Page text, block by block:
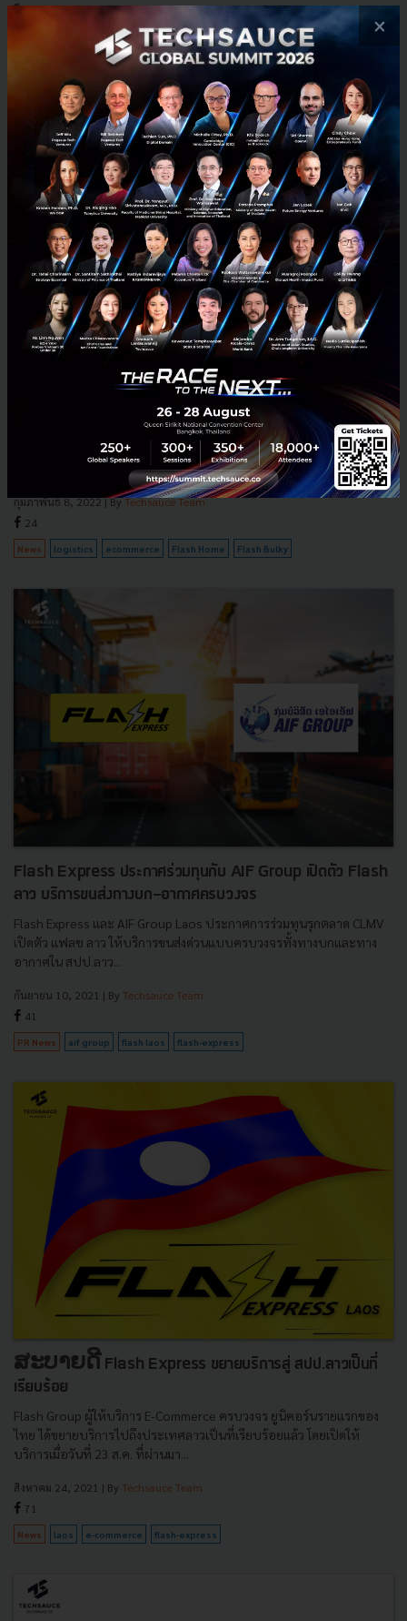
มีนาคม 18, 2022| ByTechsauce Team
e-commerce flash-express
Flash Express เปิดตัว 2 บริการใหม่ FLASH BULKY และ
Speed Guarantee เตรียมเปิดแผนระดุมทุนรอบใหม่กลางปี 65
รับอานิสงส์ E-commerce โต Flash Express เคลื่อนทัพเปิดตัว 2 บริการ
ใหม่ FLASH BULKY และ Speed Guarantee จ่อส่งของใหญ่ ส่งของไว แง้ม
ทิศทางธุรกิจปี 2565 เดินหน้าขยายบริการครอบคลุม AEC...
กุมภาพันธ์ 8, 2022| ByTechsauce Team
24
News logistics ecommerce Flash Home Flash Bulky
Flash Express ประกาศร่วมทุนกับ AIF Group เปิดตัว Flash
ลาว บริการขนส่งทางบก-อากาศครบวงจร
Flash Express และ AIF Group Laos ประกาศการร่วมทุนรุกตลาด CLMV
เปิดตัว แฟลช ลาว ให้บริการขนส่งด่วนแบบครบวงจรทั้งทางบกและทาง
อากาศใน สปป.ลาว...
กันยายน 10, 2021 | By Techsauce Team
41
PR News aif group flash laos flash-express
ສະບາຍດີ Flash Express ขยายบริการสู่ สปป.ลาวเป็นที่
เรียบร้อย
Flash Group ผู้ให้บริการ E-Commerce ครบวงจร ยูนิคอร์นรายแรกของ
ไทย ได้ขยายบริการไปถึงประเทศลาวเป็นที่เรียบร้อยแล้ว โดยเปิดให้
บริการเมื่อวันที่ 23 ส.ค. ที่ผ่านมา...
สิงหาคม 24, 2021 | By Techsauce Team
71
News laos e-commerce flash-express
×